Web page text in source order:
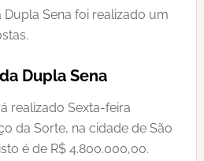
Sena foi realizado um
Dupla Sena
realizado Sexta-feira
da Sorte, na cidade de São
é de R$ 4.800.000,00.